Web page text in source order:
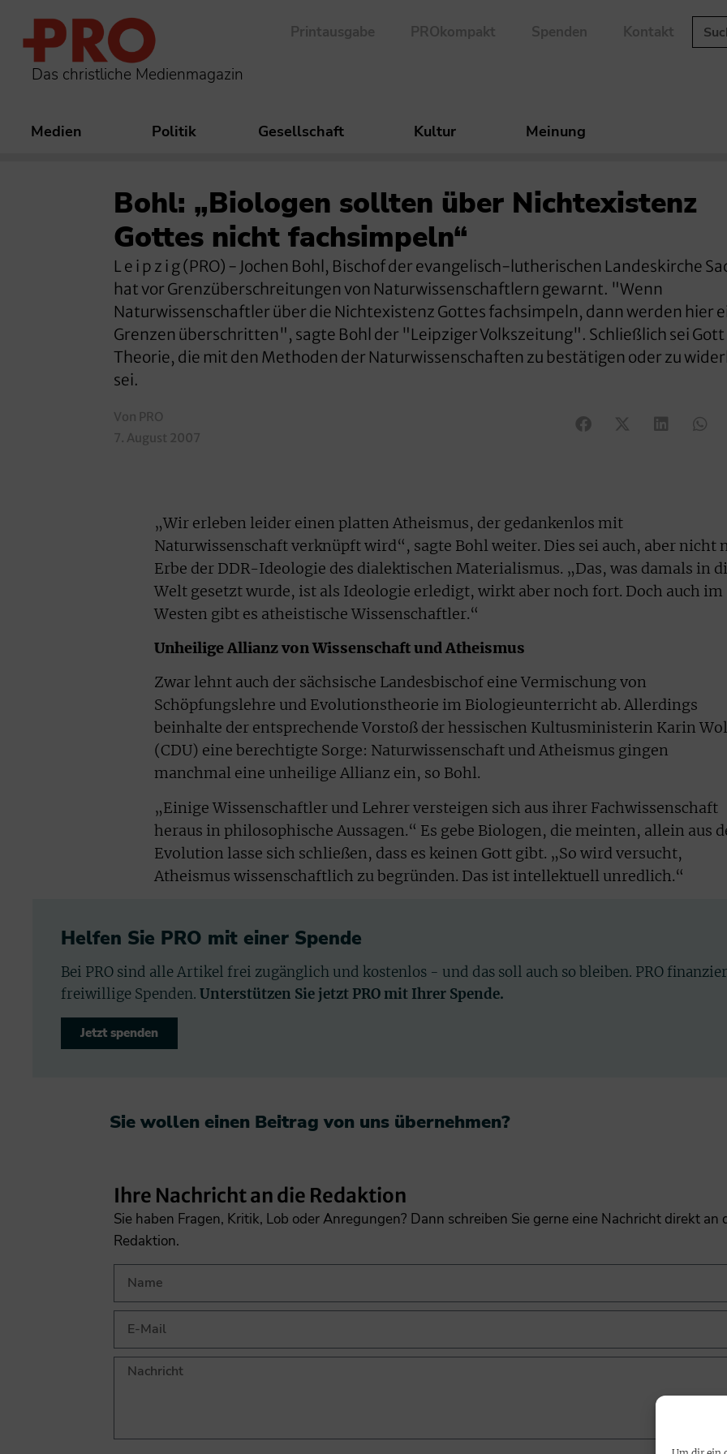
Das christliche Medienmagazin
Printausgabe PROkompakt Spenden Kontakt
Medien Politik Gesellschaft Kultur Meinung
Bohl: „Biologen sollten über Nichtexistenz
Gottes nicht fachsimpeln“
L e i p z i g (PRO) - Jochen Bohl, Bischof der evangelisch-lutherischen Landeskirche
hat vor Grenzüberschreitungen von Naturwissenschaftlern gewarnt. "Wenn
Naturwissenschaftler über die Nichtexistenz Gottes fachsimpeln, dann werden hier
Grenzen überschritten", sagte Bohl der "Leipziger Volkszeitung". Schließlich sei
Theorie, die mit den Methoden der Naturwissenschaften zu bestätigen oder zu
sei.
Von PRO
7. August 2007
„Wir erleben leider einen platten Atheismus, der gedankenlos mit
Naturwissenschaft verknüpft wird“, sagte Bohl weiter. Dies sei auch, aber nicht
Erbe der DDR-Ideologie des dialektischen Materialismus. „Das, was damals in
Welt gesetzt wurde, ist als Ideologie erledigt, wirkt aber noch fort. Doch auch im
Westen gibt es atheistische Wissenschaftler.“
Unheilige Allianz von Wissenschaft und Atheismus
Zwar lehnt auch der sächsische Landesbischof eine Vermischung von
Schöpfungslehre und Evolutionstheorie im Biologieunterricht ab. Allerdings
beinhalte der entsprechende Vorstoß der hessischen Kultusministerin Karin
(CDU) eine berechtigte Sorge: Naturwissenschaft und Atheismus gingen
manchmal eine unheilige Allianz ein, so Bohl.
„Einige Wissenschaftler und Lehrer versteigen sich aus ihrer Fachwissenschaft
heraus in philosophische Aussagen.“ Es gebe Biologen, die meinten, allein aus
Evolution lasse sich schließen, dass es keinen Gott gibt. „So wird versucht,
Atheismus wissenschaftlich zu begründen. Das ist intellektuell unredlich.“
Helfen Sie PRO mit einer Spende
Bei PRO sind alle Artikel frei zugänglich und kostenlos - und das soll auch so bleiben. PRO
freiwillige Spenden. Unterstützen Sie jetzt PRO mit Ihrer Spende.
Jetzt spenden
Sie wollen einen Beitrag von uns übernehmen?​
Ihre Nachricht an die Redaktion
Sie haben Fragen, Kritik, Lob oder Anregungen? Dann schreiben Sie gerne eine Nachricht direkt an
Redaktion.